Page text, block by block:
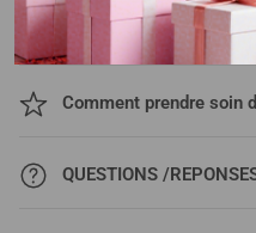
Comment prendre soin
QUESTIONS /